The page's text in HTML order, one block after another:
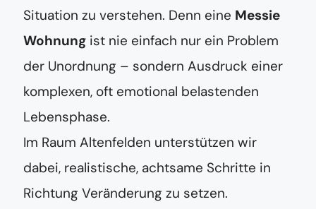
Situation zu verstehen. Denn eine Messie
Wohnung ist nie einfach nur ein Problem
der Unordnung – sondern Ausdruck einer
komplexen, oft emotional belastenden
Lebensphase.
Im Raum Altenfelden unterstützen wir
dabei, realistische, achtsame Schritte in
Richtung Veränderung zu setzen.